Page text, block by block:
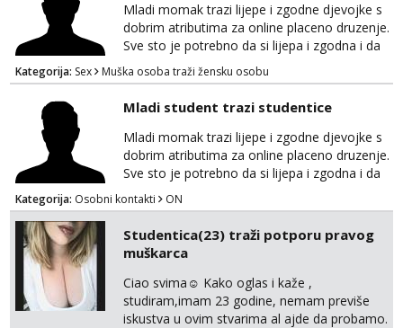
Mladi momak trazi lijepe i zgodne djevojke s
dobrim atributima za online placeno druzenje.
Sve sto je potrebno da si lijepa i zgodna i da
imas dobre atribute. Diskrecija zajamčena i
naravno nagrada za tebe. Javiti se mozete na
gmail nepoznatn45@gmail.com ili na telegram
@nepoznatnetko. Ili ako ima koji decko da bi
razmijenio slike ili videa djevojkama koje
posjeduje ili poznaje neku neka se javi t...
Kategorija: Sex Muška osoba traži žensku osobu
Mladi student trazi studentice
Mladi momak trazi lijepe i zgodne djevojke s
dobrim atributima za online placeno druzenje.
Sve sto je potrebno da si lijepa i zgodna i da
imas dobre atribute. Diskrecija zajamčena i
naravno nagrada za tebe. Javiti se mozete na
gmail nepoznatn45@gmail.com ili na telegram
@nepoznatnetko. Ili ako ima koji decko da bi
razmijenio slike ili videa djevojkama koje
posjeduje ili poznaje neku neka se javi t...
Kategorija: Osobni kontakti ON
Studentica(23) traži potporu pravog
muškarca
Ciao svima☺️ Kako oglas i kaže ,
studiram,imam 23 godine, nemam previše
iskustva u ovim stvarima al ajde da probamo.